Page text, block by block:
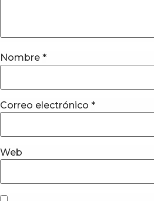
Nombre *
Correo electrónico *
Web